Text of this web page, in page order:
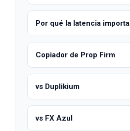
Por qué la latencia importa
Copiador de Prop Firm
vs Duplikium
vs FX Azul